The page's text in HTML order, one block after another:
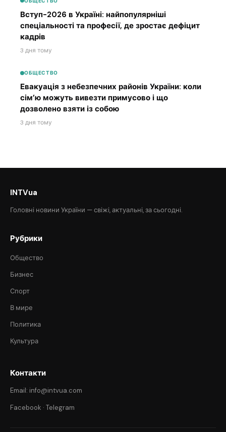
Вступ-2026 в Україні: найпопулярніші
спеціальності та професії, де зростає дефіцит
кадрів
3 дня тому
ОБЩЕСТВО
Евакуація з небезпечних районів України: коли
сім’ю можуть вивезти примусово і що
дозволено взяти із собою
3 дня тому
INTVua
Головні новини України — свіжі, актуальні, за сьогодні.
Рубрики
Общество
Бизнес
Спорт
В мире
Политика
Культура
Контакти
Email: info@intvua.com
Facebook · Telegram